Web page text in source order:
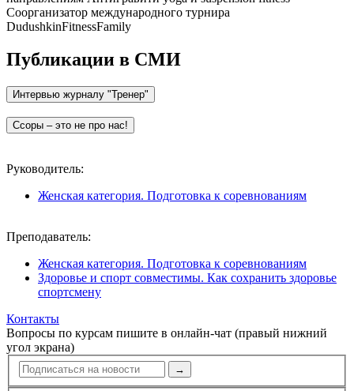
Соорганизатор международного турнира
DudushkinFitnessFamily
Публикации в СМИ
Руководитель:
Женская категория. Подготовка к соревнованиям
Преподаватель:
Женская категория. Подготовка к соревнованиям
Здоровье и спорт совместимы. Как сохранить здоровье
спортсмену
Контакты
Вопросы по курсам пишите в онлайн-чат (правый нижний
угол экрана)
→